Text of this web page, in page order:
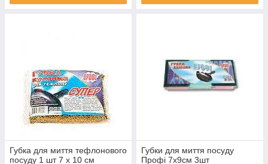
Губка для миття тефлонового
посуду 1 шт 7 х 10 см
Губки для миття посуду
Профі 7х9см 3шт